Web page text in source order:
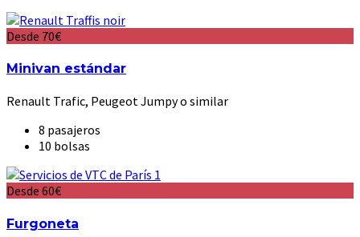
Desde 70€
Minivan estándar
Renault Trafic, Peugeot Jumpy o similar
8 pasajeros
10 bolsas
Desde 60€
Furgoneta